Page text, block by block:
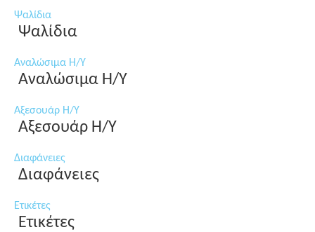
Ψαλίδια
Ψαλίδια
Αναλώσιμα Η/Υ
Αναλώσιμα Η/Υ
Αξεσουάρ Η/Υ
Αξεσουάρ Η/Υ
Διαφάνειες
Διαφάνειες
Ετικέτες
Ετικέτες